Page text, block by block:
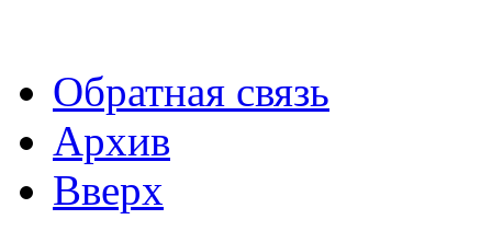
Обратная связь
Архив
Вверх